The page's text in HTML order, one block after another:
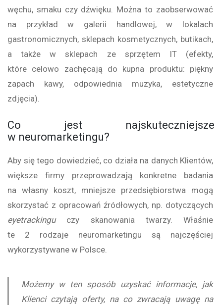
węchu, smaku czy dźwięku. Można to zaobserwować
na przykład w galerii handlowej, w lokalach
gastronomicznych, sklepach kosmetycznych, butikach,
a także w sklepach ze sprzętem IT (efekty,
które celowo zachęcają do kupna produktu: piękny
zapach kawy, odpowiednia muzyka, estetyczne
zdjęcia).
Co jest najskuteczniejsze
w neuromarketingu?
Aby się tego dowiedzieć, co działa na danych Klientów,
większe firmy przeprowadzają konkretne badania
na własny koszt, mniejsze przedsiębiorstwa mogą
skorzystać z opracowań źródłowych, np. dotyczących
eyetrackinguczy skanowania twarzy. Właśnie
te 2 rodzaje neuromarketingu są najczęściej
wykorzystywane w Polsce.
Możemy w ten sposób uzyskać informacje, jak
Klienci czytają oferty, na co zwracają uwagę na